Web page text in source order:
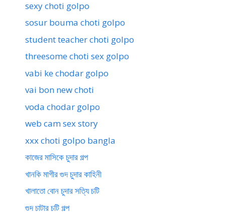
sexy choti golpo
sosur bouma choti golpo
student teacher choti golpo
threesome choti sex golpo
vabi ke chodar golpo
vai bon new choti
voda chodar golpo
web cam sex story
xxx choti golpo bangla
কাজের মাসিকে চুদার গল্প
খানকি মাগীর গুদ চুদার কাহিনী
খালাতো বোন চুদার সত্যি চটি
গুদ চাটার চটি গল্প